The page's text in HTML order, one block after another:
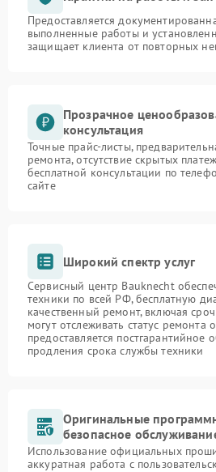
Предоставляется
выполненные работы и
защищает клиента от повторных
Прозрачное
консультация
Точные прайс-листы,
ремонта, отсутствие скрытых
бесплатной консультации по
сайте
Широкий спектр услуг
Сервисный центр Bauknecht
техники по всей РФ, бесплатную
качественный ремонт, включая
могут отслеживать статус ремонта
предоставляется постгарантийное
продления срока службы техники
Оригинальные
безопасное
Использование официальных
аккуратная работа с